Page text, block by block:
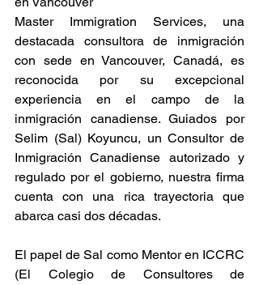
Master Immigration Services, una
destacada consultora de inmigración
con sede en Vancouver, Canadá, es
reconocida por su excepcional
experiencia en el campo de la
inmigración canadiense. Guiados por
Selim (Sal) Koyuncu, un Consultor de
Inmigración Canadiense autorizado y
regulado por el gobierno, nuestra firma
cuenta con una rica trayectoria que
abarca casi dos décadas.
El papel de Sal como Mentor en ICCRC
(El Colegio de Consultores de